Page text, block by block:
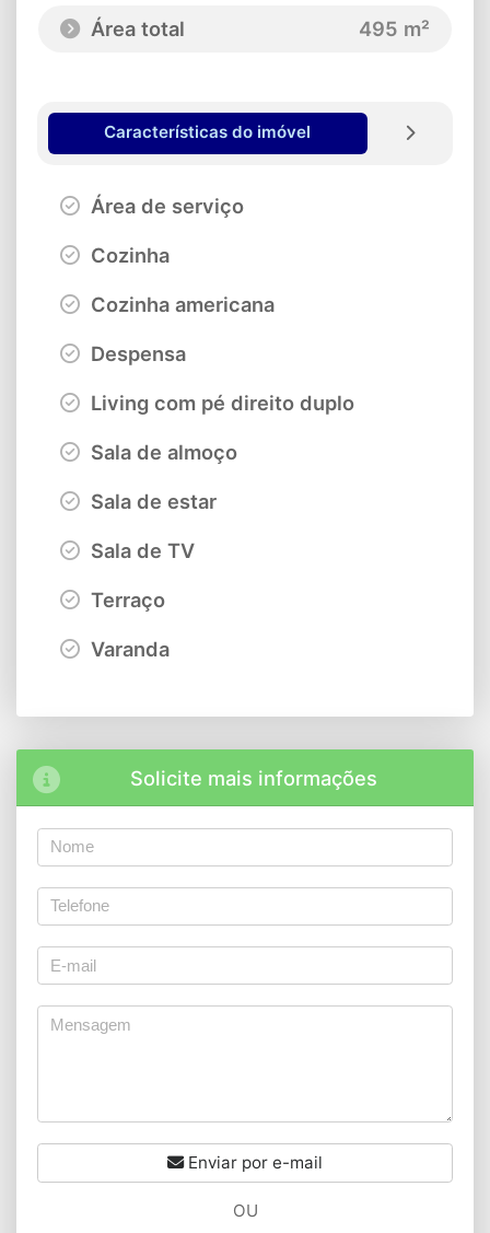
Área total 495 m²
Características do imóvel
Área de serviço
Cozinha
Cozinha americana
Despensa
Living com pé direito duplo
Sala de almoço
Sala de estar
Sala de TV
Terraço
Varanda
Solicite mais informações
Enviar por e-mail
OU